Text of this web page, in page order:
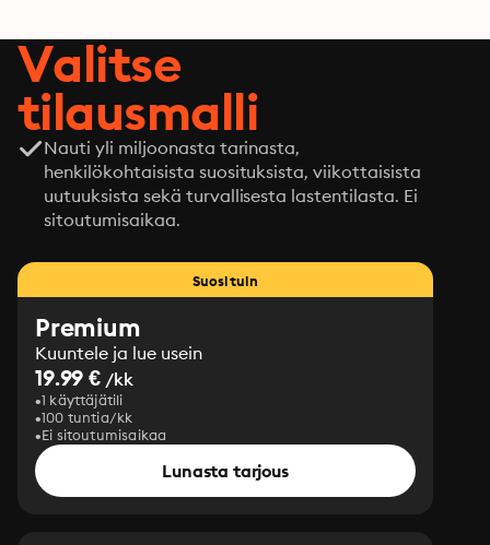
Valitse
tilausmalli
Nauti yli miljoonasta tarinasta,
henkilökohtaisista suosituksista, viikottaisista
uutuuksista sekä turvallisesta lastentilasta. Ei
sitoutumisaikaa.
Suosituin
Premium
Kuuntele ja lue usein
19.99 € /kk
1 käyttäjätili
100 tuntia/kk
Ei sitoutumisaikaa
Lunasta tarjous